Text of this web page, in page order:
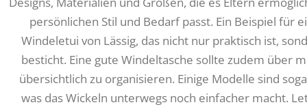
persönlichen Stil und Bedarf passt. Ein Beispiel für
Windeletui von Lässig, das nicht nur praktisch ist,
besticht. Eine gute Windeltasche sollte zudem über
übersichtlich zu organisieren. Einige Modelle sind
was das Wickeln unterwegs noch einfacher macht.